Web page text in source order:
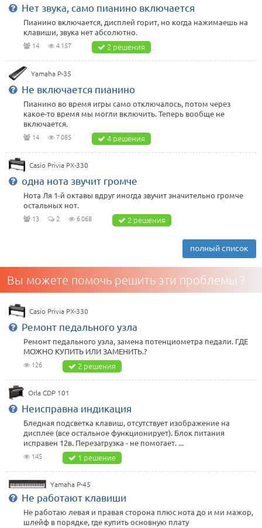
Нет звука, само пианино включается
Пианино включается, дисплей горит, но когда нажимаешь на
клавиши, звука нет абсолютно.
14 4 157 2 решения
Yamaha P-35
Не включается пианино
Пианино во время игры само отключалось, потом через
какое-то время мы могли включить. Теперь вообще не
включается.
14 7 085 4 решения
Casio Privia PX-330
одна нота звучит громче
Нота Ля 1-й октавы вдруг иногда звучит значительно громче
остальных нот.
13 2 6 068 2 решения
полный список
Вы можете помочь решить эти проблемы ?
Casio Privia PX-330
Ремонт педального узла
Ремонт педального узла, замена потенциометра педали. ГДЕ
МОЖНО КУПИТЬ ИЛИ ЗАМЕНИТЬ.?
126 2 решения
Orla CDP 101
Неисправна индикация
Бледная подсветка клавиш, отсутствует изображение на
дисплее (все остальное функционирует). Блок питания
исправен 12в. Перезагрузка - не помогает. ...
145 1 решение
Yamaha P-45
Не работают клавиши
Не работаю левая и правая сторона плюс нота до и ми мажор,
шлейф в порядке, где купить основную плату